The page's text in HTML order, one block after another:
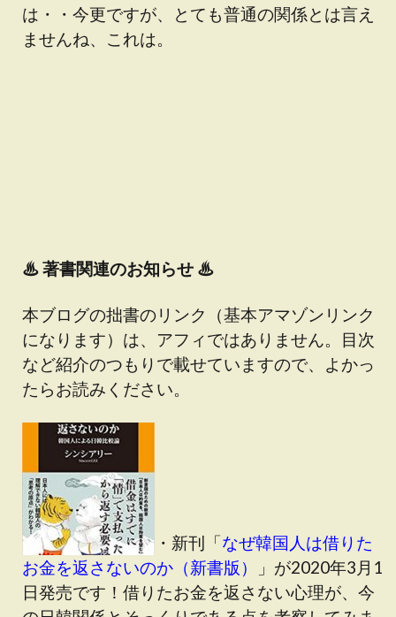
は・・今更ですが、とても普通の関係とは言え
ませんね、これは。
♨著書関連のお知らせ ♨
本ブログの拙書のリンク（基本アマゾンリンク
になります）は、アフィではありません。目次
など紹介のつもりで載せていますので、よかっ
たらお読みください。
・新刊「なぜ韓国人は借りた
お金を返さないのか（新書版）
」が2020年3月1
日発売です！借りたお金を返さない心理が、今